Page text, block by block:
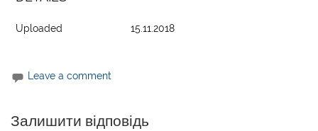
Uploaded 15.11.2018
Leave a comment
Залишити відповідь